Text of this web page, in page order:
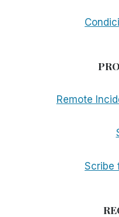
Remote
Scribe